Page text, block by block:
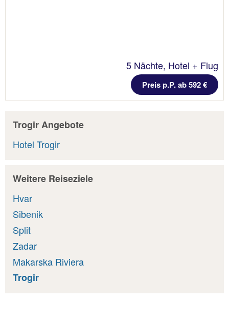
5 Nächte, Hotel + Flug
Preis p.P. ab 592 €
Trogir Angebote
Hotel Trogir
Weitere Reiseziele
Hvar
Sibenik
Split
Zadar
Makarska Riviera
Trogir